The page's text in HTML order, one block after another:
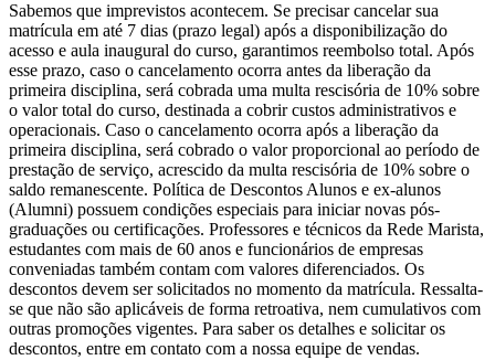
Sabemos que imprevistos acontecem. Se precisar cancelar sua
matrícula em até 7 dias (prazo legal) após a disponibilização do
acesso e aula inaugural do curso, garantimos reembolso total. Após
esse prazo, caso o cancelamento ocorra antes da liberação da
primeira disciplina, será cobrada uma multa rescisória de 10% sobre
o valor total do curso, destinada a cobrir custos administrativos e
operacionais. Caso o cancelamento ocorra após a liberação da
primeira disciplina, será cobrado o valor proporcional ao período de
prestação de serviço, acrescido da multa rescisória de 10% sobre o
saldo remanescente. Política de Descontos Alunos e ex-alunos
(Alumni) possuem condições especiais para iniciar novas pós-
graduações ou certificações. Professores e técnicos da Rede Marista,
estudantes com mais de 60 anos e funcionários de empresas
conveniadas também contam com valores diferenciados. Os
descontos devem ser solicitados no momento da matrícula. Ressalta-
se que não são aplicáveis de forma retroativa, nem cumulativos com
outras promoções vigentes. Para saber os detalhes e solicitar os
descontos, entre em contato com a nossa equipe de vendas.